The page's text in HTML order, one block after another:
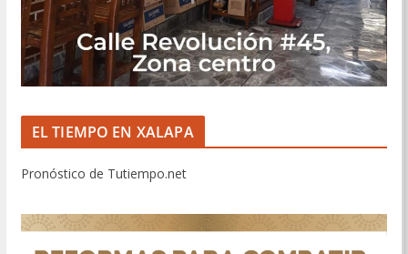
EL TIEMPO EN XALAPA
Pronóstico de Tutiempo.net